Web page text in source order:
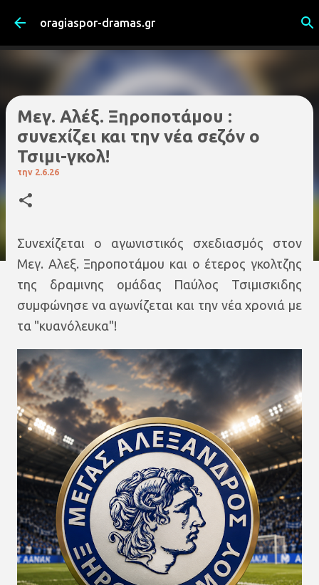
Μετάβαση στο κύριο περιεχόμενο
oragiaspor-dramas.gr
Μεγ. Αλέξ. Ξηροποτάμου :
συνεχίζει και την νέα σεζόν ο
Τσιμι-γκολ!
την 2.6.26
Συνεχίζεται ο αγωνιστικός σχεδιασμός στον
Μεγ. Αλεξ. Ξηροποτάμου και ο έτερος γκολτζης
της δραμινης ομάδας Παύλος Τσιμισκιδης
συμφώνησε να αγωνίζεται και την νέα χρονιά με
τα "κυανόλευκα"!